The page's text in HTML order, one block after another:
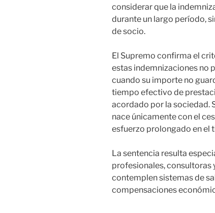
considerar que la
durante un largo período,
de socio.
El Supremo confirma el
estas indemnizaciones no
cuando su importe no
tiempo efectivo de
acordado por la sociedad.
nace únicamente con el
esfuerzo prolongado en el
La sentencia resulta
profesionales, consultoras
contemplen sistemas de
compensaciones